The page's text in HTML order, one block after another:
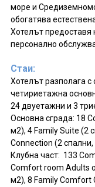
море и
обогатява
Хотелът предоставя
персонално
Стаи:
Хотелът разполага
четириетажна
24 двуетажни и 3
Основна сграда: 18
м2), 4 Family Suite (2
Connection (2
Клубна част: 133
Comfort room Adults
м2), 8 Family Comfort